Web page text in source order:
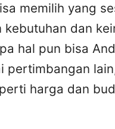
memilih yang
kebutuhan dan
hal pun bisa
pertimbangan
harga dan